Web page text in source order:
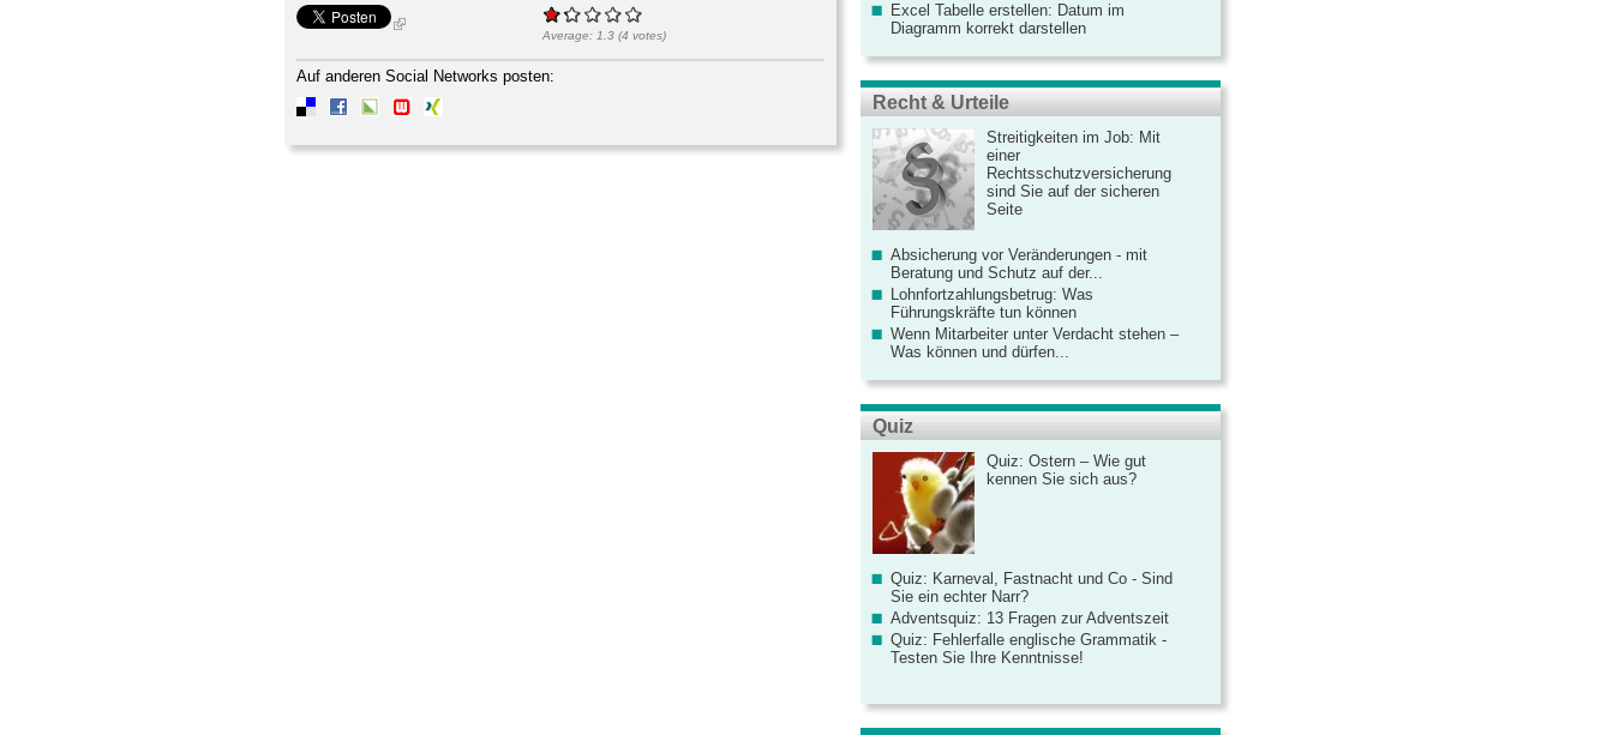
Average: 1.3 (4 votes)
Auf anderen Social Networks posten:
Excel Tabelle erstellen: Datum im
Diagramm korrekt darstellen
Recht & Urteile
Streitigkeiten im Job: Mit
einer
Rechtsschutzversicherung
sind Sie auf der sicheren
Seite
Absicherung vor Veränderungen - mit
Beratung und Schutz auf der...
Lohnfortzahlungsbetrug: Was
Führungskräfte tun können
Wenn Mitarbeiter unter Verdacht stehen –
Was können und dürfen...
Quiz
Quiz: Ostern – Wie gut
kennen Sie sich aus?
Quiz: Karneval, Fastnacht und Co - Sind
Sie ein echter Narr?
Adventsquiz: 13 Fragen zur Adventszeit
Quiz: Fehlerfalle englische Grammatik -
Testen Sie Ihre Kenntnisse!